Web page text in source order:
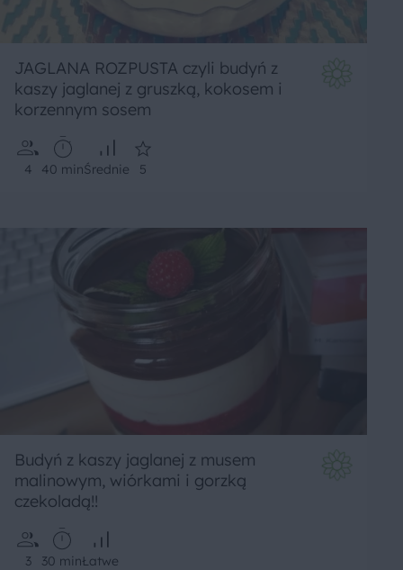
JAGLANA ROZPUSTA czyli budyń z
kaszy jaglanej z gruszką, kokosem i
korzennym sosem
4 40 minŚrednie 5
Budyń z kaszy jaglanej z musem
malinowym, wiórkami i gorzką
czekoladą!!
3 30 minŁatwe